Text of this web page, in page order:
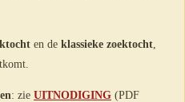
en de klassieke zoektocht
: zie UITNODIGING (PDF